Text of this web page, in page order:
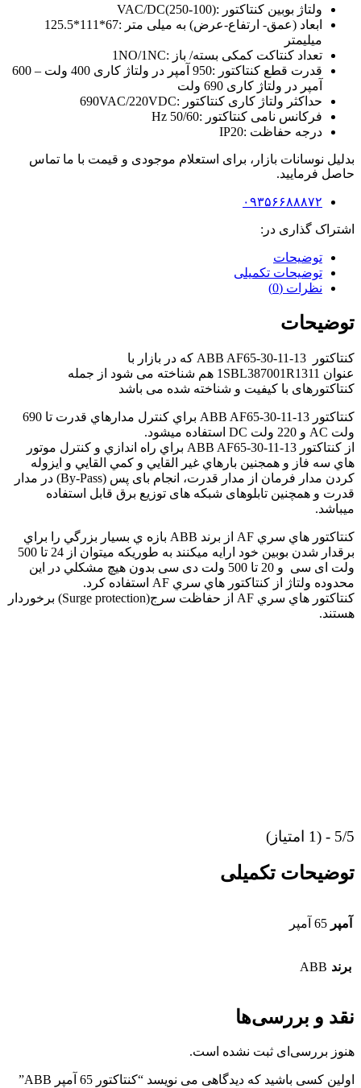
ولتاژ بوبین کنتاکتور :(100-250)VAC/DC
ابعاد (عمق- ارتفاع-عرض) به میلی متر :
67*111*125.5
میلیمتر
تعداد کنتاکت کمکی بسته/ باز :1NO/1NC
قدرت قطع کنتاکتور :
950 آمپر در ولتاژ کاری 400 ولت – 600
آمپر در ولتاژ کاری 690 ولت
حداکثر ولتاژ کاری کنتاکتور :690VAC/220VDC
فرکانس نامی کنتاکتور :50/60 Hz
درجه حفاظت :IP20
بدلیل نوسانات بازار، برای استعلام موجودی و قیمت با ما تماس
حاصل فرمایید.
۰۹۳۵۶۶۸۸۸۷۲
اشتراک گذاری در:
توضیحات
توضیحات تکمیلی
نظرات (0)
توضیحات
کنتاکتور ABB AF65-30-11-13 که در بازار با
عنوان 1SBL387001R1311 هم شناخته می شود از جمله
کنتاکتورهای با کیفیت و شناخته شده می باشد
کنتاکتور ABB AF65-30-11-13 براي کنترل مدارهاي قدرت تا 690
ولت AC و 220 ولت DC استفاده ميشود.
از کنتاکتور ABB AF65-30-11-13 براي راه اندازي و کنترل موتور
هاي سه فاز و همجنين بارهاي غير القايي و کمي القايي و ایزوله
کردن مدار فرمان از مدار قدرت، انجام بای پس (By-Pass) در مدار
قدرت و همچنین تابلوهای شبکه های توزیع برق قابل استفاده
میباشد.
کنتاکتور هاي سري AF از برند ABB بازه ي بسيار بزرگي را براي
برقدار شدن بوبين خود ارايه ميکنند به طوريکه ميتوان از 24 تا 500
ولت ای سی و 20 تا 500 ولت دی سی بدون هيچ مشکلي در اين
محدوده ولتاژ از کنتاکتور هاي سري AF استفاده کرد.
کنتاکتور هاي سري AF از حفاظت سرج(Surge protection) برخوردار
هستند.
5/5 - (1 امتیاز)
توضیحات تکمیلی
آمپر 65 آمپر
برند ABB
نقد و بررسی‌ها
هنوز بررسی‌ای ثبت نشده است.
اولین کسی باشید که دیدگاهی می نویسد “کنتاکتور 65 آمپر ABB”